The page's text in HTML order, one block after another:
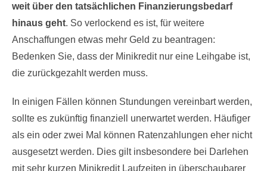
weit über den tatsächlichen Finanzierungsbedarf
hinaus geht. So verlockend es ist, für weitere
Anschaffungen etwas mehr Geld zu beantragen:
Bedenken Sie, dass der Minikredit nur eine Leihgabe ist,
die zurückgezahlt werden muss.
In einigen Fällen können Stundungen vereinbart werden,
sollte es zukünftig finanziell unerwartet werden. Häufiger
als ein oder zwei Mal können Ratenzahlungen eher nicht
ausgesetzt werden. Dies gilt insbesondere bei Darlehen
mit sehr kurzen Minikredit Laufzeiten in überschaubarer